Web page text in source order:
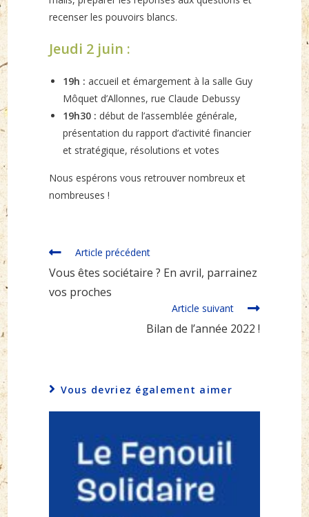
recenser les pouvoirs blancs.
Jeudi 2 juin :
19h : accueil et émargement à la salle Guy
Môquet d’Allonnes, rue Claude Debussy
19h30 : début de l’assemblée générale,
présentation du rapport d’activité financier
et stratégique, résolutions et votes
Nous espérons vous retrouver nombreux et
nombreuses !
Read
articles
Article précédent
Vous êtes sociétaire ? En avril, parrainez
vos proches
Article suivant
Bilan de l’année 2022 !
Vous devriez également aimer